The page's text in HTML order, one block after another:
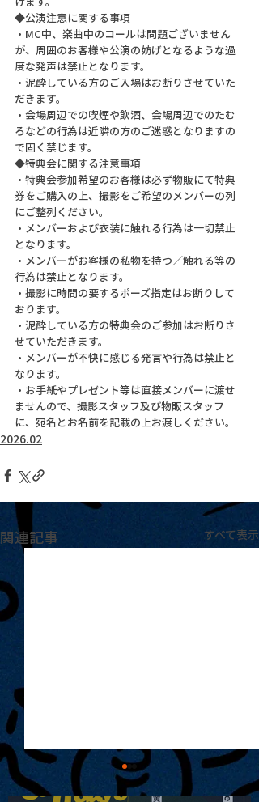
◆公演注意に関する事項
・MC中、楽曲中のコールは問題ございません
が、周囲のお客様や公演の妨げとなるような過
度な発声は禁止となります。
・泥酔している方のご入場はお断りさせていた
だきます。
・会場周辺での喫煙や飲酒、会場周辺でのたむ
ろなどの行為は近隣の方のご迷惑となりますの
で固く禁じます。
◆特典会に関する注意事項
・特典会参加希望のお客様は必ず物販にて特典
券をご購入の上、撮影をご希望のメンバーの列
にご整列ください。
・メンバーおよび衣装に触れる行為は一切禁止
となります。
・メンバーがお客様の私物を持つ／触れる等の
行為は禁止となります。
・撮影に時間の要するポーズ指定はお断りして
おります。
・泥酔している方の特典会のご参加はお断りさ
せていただきます。
・メンバーが不快に感じる発言や行為は禁止と
なります。
・お手紙やプレゼント等は直接メンバーに渡せ
ませんので、撮影スタッフ及び物販スタッフ
に、宛名とお名前を記載の上お渡しください。
2026.02
関連記事 すべて表示